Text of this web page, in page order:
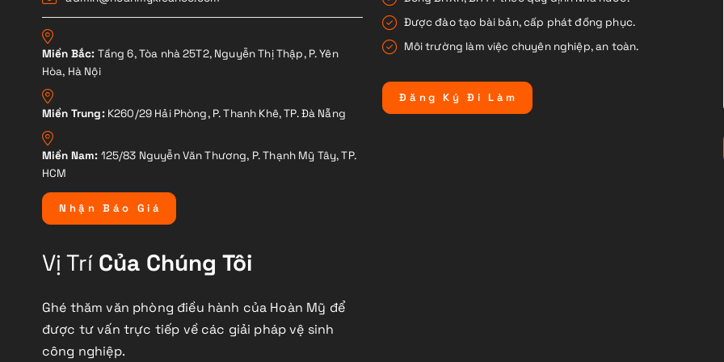
Miền Bắc: Tầng 6, Tòa nhà 25T2, Nguyễn Thị Thập, P. Yên
Hòa, Hà Nội
Miền Trung:K260/29 Hải Phòng, P. Thanh Khê, TP. Đà Nẵng
Miền Nam: 125/83 Nguyễn Văn Thương, P. Thạnh Mỹ Tây, TP.
HCM
N hậ n B áo G i á
Vị TríCủa Chúng Tôi
Ghé thăm văn phòng điều hành của Hoàn Mỹ để
được tư vấn trực tiếp về các giải pháp vệ sinh
công nghiệp.
Được đào tạo bài bản, cấp phát đồng phục.
Môi trường làm việc chuyên nghiệp, an toàn.
Đ ă ng K ý Đ i L à m